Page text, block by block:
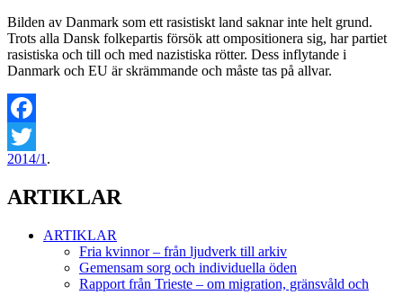
Bilden av Danmark som ett rasistiskt land saknar inte helt grund.
Trots alla Dansk folkepartis försök att ompositionera sig, har partiet
rasistiska och till och med nazistiska rötter. Dess inflytande i
Danmark och EU är skrämmande och måste tas på allvar.
Facebook
Twitter
2014/1 .
ARTIKLAR
ARTIKLAR
Fria kvinnor – från ljudverk till arkiv
Gemensam sorg och individuella öden
Rapport från Trieste – om migration, gränsvåld och